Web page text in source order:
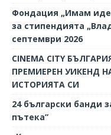
Фондация „Имам
за стипендията
септември 2026
CINEMA CITY
ПРЕМИЕРЕН УИКЕНД
ИСТОРИЯТА СИ
24 български банди
пътека”